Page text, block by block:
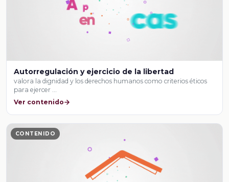
Autorregulación y ejercicio de la libertad
valora la dignidad y los derechos humanos como criterios éticos
para ejercer …
Ver contenido
CONTENIDO